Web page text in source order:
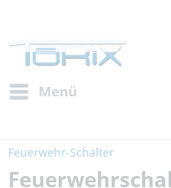
Menü
Feuerwehr-Schalter